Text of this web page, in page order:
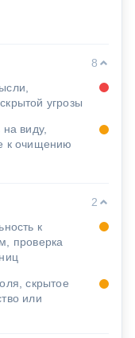
8
угрозы
виду,
к очищению
2
к
проверка
скрытое
или